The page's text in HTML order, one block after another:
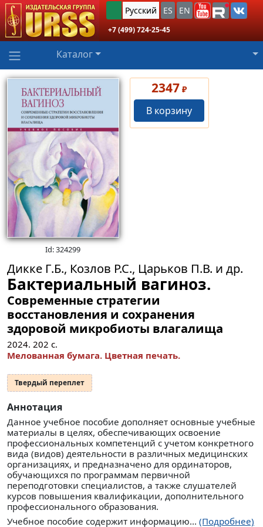
Русский ES EN
+7 (499) 724-25-45
Каталог
Id: 324299
2347 ₽
В корзину
Дикке Г.Б., Козлов Р.С., Царьков П.В. и др.
Бактериальный вагиноз.
Современные стратегии
восстановления и сохранения
здоровой микробиоты влагалища
2024. 202 с.
Мелованная бумага. Цветная печать.
Твердый переплет
Аннотация
Данное учебное пособие дополняет основные учебные
материалы в целях, обеспечивающих освоение
профессиональных компетенций с учетом конкретного
вида (видов) деятельности в различных медицинских
организациях, и предназначено для ординаторов,
обучающихся по программам первичной
переподготовки специалистов, а также слушателей
курсов повышения квалификации, дополнительного
профессионального образования.
Учебное пособие содержит информацию... (Подробнее)